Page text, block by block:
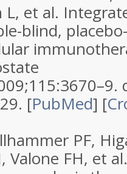
L, et al.
blind,
[PubMed] [
PF,
Valone FH, et